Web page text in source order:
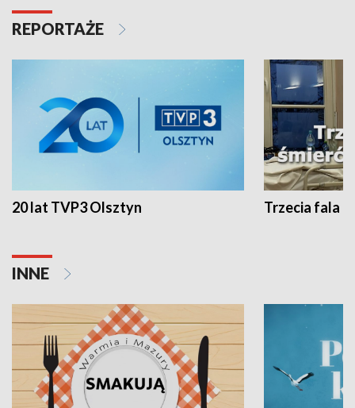
REPORTAŻE
20 lat TVP3 Olsztyn Trzecia fala -
INNE